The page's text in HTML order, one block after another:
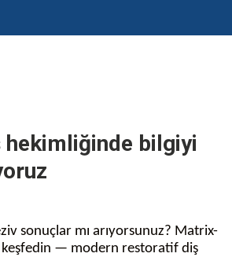
hekimliğinde bilgiyi
sonuçlar mı arıyorsunuz? Matrix-
— modern restoratif diş